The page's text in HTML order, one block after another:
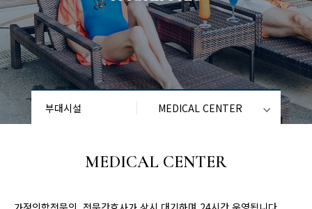
부대시설 MEDICAL CENTER
MEDICAL CENTER